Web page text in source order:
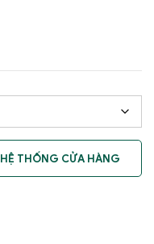
HỆ THỐNG CỬA HÀNG